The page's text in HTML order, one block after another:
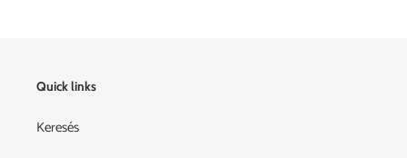
Quick links
Keresés